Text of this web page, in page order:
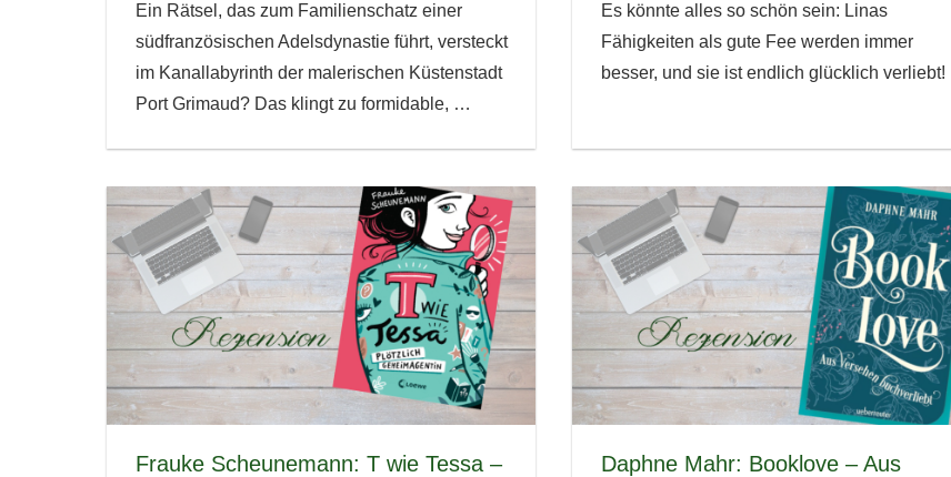
Ein Rätsel, das zum Familienschatz einer
südfranzösischen Adelsdynastie führt, versteckt
im Kanallabyrinth der malerischen Küstenstadt
Port Grimaud? Das klingt zu formidable, …
Es könnte alles so schön sein: Linas
Fähigkeiten als gute Fee werden immer
besser, und sie ist endlich glücklich verliebt!
Frauke Scheunemann: T wie Tessa –
Daphne Mahr: Booklove – Aus